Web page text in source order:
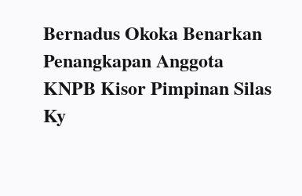
Bernadus Okoka Benarkan
Penangkapan Anggota
KNPB Kisor Pimpinan Silas
Ky